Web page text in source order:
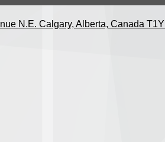
N.E. Calgary, Alberta, Canada